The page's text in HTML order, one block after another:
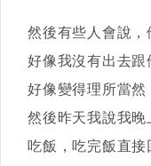
然後有些人會說，
好像我沒有出去
好像變得理所當然
然後昨天我說我
吃飯，吃完飯直接